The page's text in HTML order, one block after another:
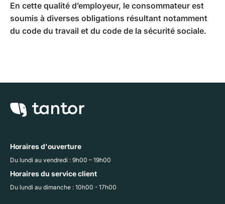
En cette qualité d’employeur, le consommateur est
soumis à diverses obligations résultant notamment
du code du travail et du code de la sécurité sociale.
Horaires d'ouverture
Du lundi au vendredi : 9h00 – 19h00
Horaires du service client
Du lundi au dimanche : 10h00 - 17h00